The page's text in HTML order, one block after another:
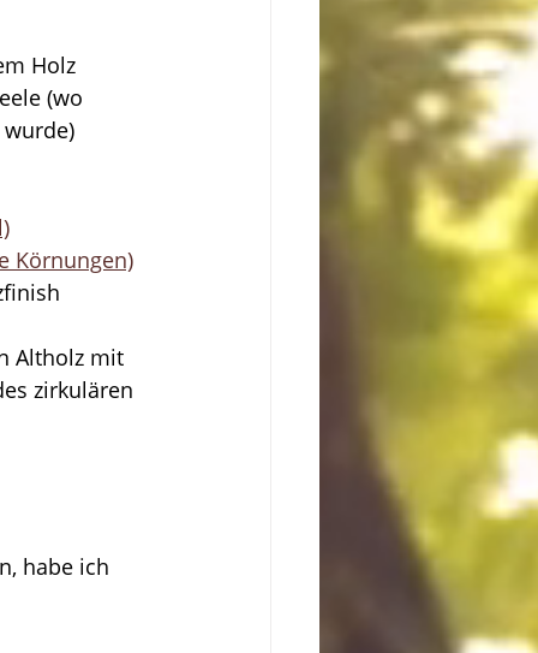
Holz
(wo
Körnungen)
Altholz mit
zirkulären
habe ich